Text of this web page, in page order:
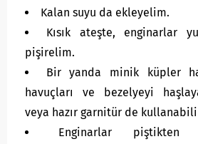
Kalan suyu da ekleyelim.
Kısık ateşte, enginarlar
pişirelim.
Bir yanda minik küpler
havuçları ve bezelyeyi
veya hazır garnitür de
Enginarlar piştikten